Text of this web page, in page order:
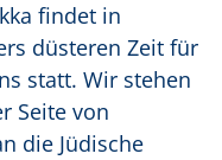
findet in
düsteren Zeit für
statt. Wir stehen
Seite von
die Jüdische